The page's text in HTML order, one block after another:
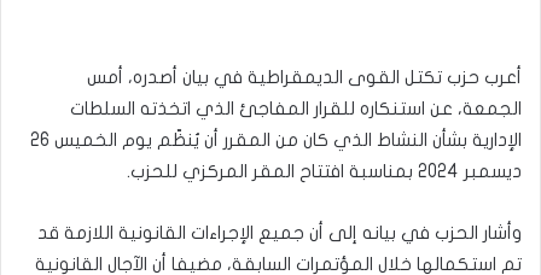
أعرب حزب تكتل القوى الديمقراطية في بيان أصدره، أمس
الجمعة، عن استنكاره للقرار المفاجئ الذي اتخذته السلطات
الإدارية بشأن النشاط الذي كان من المقرر أن يُنظّم يوم الخميس 26
ديسمبر 2024 بمناسبة افتتاح المقر المركزي للحزب.
وأشار الحزب في بيانه إلى أن جميع الإجراءات القانونية اللازمة قد
تم استكمالها خلال المؤتمرات السابقة، مضيفا أن الآجال القانونية